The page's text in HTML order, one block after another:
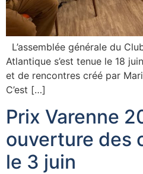
L’assemblée générale du
Atlantique s’est tenue le 18
et de rencontres créé par
C’est […]
Prix Varenne
ouverture des
le 3 juin